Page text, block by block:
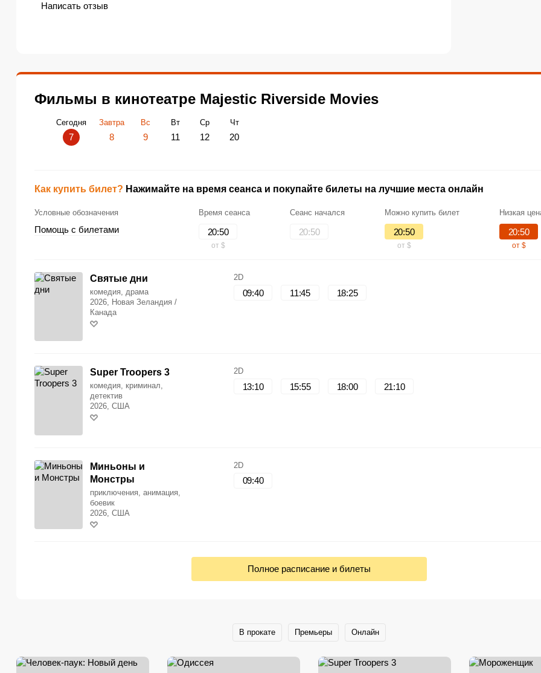
Написать отзыв
Фильмы в кинотеатре Majestic Riverside Movies
Сегодня
7
Завтра
8
Вс
9
Вт
11
Ср
12
Чт
20
Как купить билет? Нажимайте на время сеанса и покупайте билеты на лучшие места онлайн
Условные обозначения
Помощь с билетами
Время сеанса
20:50
от $
Сеанс начался
20:50
Можно купить билет
20:50
от $
Низкая
20:50
от $
Cвятые дни
комедия, драма
2026, Новая Зеландия /
Канада
2D
09:40 11:45 18:25
Super Troopers 3
комедия, криминал,
детектив
2026, США
2D
13:10 15:55 18:00 21:10
Миньоны и
Монстры
приключения, анимация,
боевик
2026, США
2D
09:40
Полное расписание и билеты
В прокате Премьеры Онлайн